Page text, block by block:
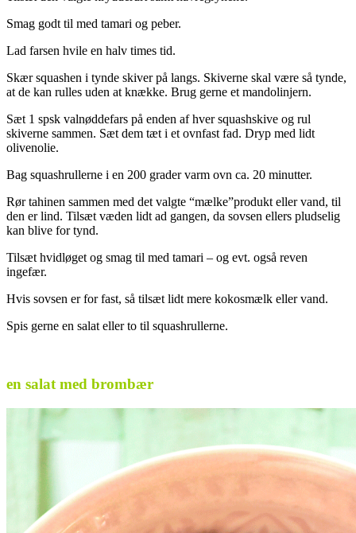
Smag godt til med tamari og peber.
Lad farsen hvile en halv times tid.
Skær squashen i tynde skiver på langs. Skiverne skal være så tynde,
at de kan rulles uden at knække. Brug gerne et mandolinjern.
Sæt 1 spsk valnøddefars på enden af hver squashskive og rul
skiverne sammen. Sæt dem tæt i et ovnfast fad. Dryp med lidt
olivenolie.
Bag squashrullerne i en 200 grader varm ovn ca. 20 minutter.
Rør tahinen sammen med det valgte “mælke”produkt eller vand, til
den er lind. Tilsæt væden lidt ad gangen, da sovsen ellers pludselig
kan blive for tynd.
Tilsæt hvidløget og smag til med tamari – og evt. også reven
ingefær.
Hvis sovsen er for fast, så tilsæt lidt mere kokosmælk eller vand.
Spis gerne en salat eller to til squashrullerne.
en salat med brombær